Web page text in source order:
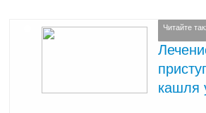
Читайте
кашля